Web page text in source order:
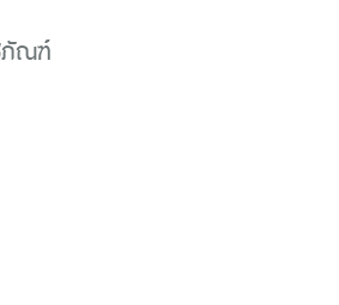
ภัณฑ์